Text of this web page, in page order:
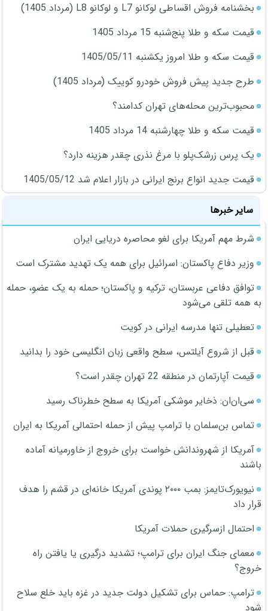
بخشنامه فروش اقساطی لوکانو L7 و لوکانو L8 (مرداد 1405)
قیمت سکه و طلا پنج‌شنبه 15 مرداد 1405
قیمت سکه و طلا امروز یکشنبه 1405/05/11
طرح جدید پیش فروش خودرو کوییک (مرداد 1405)
محبوب‌ترین محله‌های تهران کدامند؟
قیمت سکه و طلا چهارشنبه 14 مرداد 1405
یک پرس زرشک‌پلو با مرغ نذری چقدر هزینه دارد؟
قیمت جدید انواع برنج ایرانی در بازار اعلام شد 1405/05/12
سایر خبرها
شرط مهم آمریکا برای لغو محاصره دریایی ایران
وزیر دفاع پاکستان: اسرائیل برای همه یک تهدید مشترک است
توافق دفاعی عربستان، ترکیه و پاکستان؛ حمله به یک عضو، حمله
به همه تلقی می‌شود
تعطیلی تنها مدرسه ایرانی در کویت
قبل از شروع آیلتس، سطح واقعی زبان انگلیسی خود را بدانید
قیمت آپارتمان در منطقه 22 تهران چقدر است؟
سی‌ان‌ان: ذخایر موشکی آمریکا به سطح خطرناک رسید
تماس بن‌سلمان با ترامپ پیش از حمله احتمالی آمریکا به ایران
آمریکا از شهروندانش خواست برای خروج از خاورمیانه آماده
باشند
نیویورک‌تایمز: بمب ۲۰۰۰ پوندی آمریکا خانه‌ای در قشم را هدف
قرار داد
احتمال ازسرگیری حملات آمریکا
معمای جنگ ایران برای ترامپ؛ تشدید درگیری یا یافتن راه
خروج؟
ترامپ: حماس برای تشکیل دولت جدید در غزه باید خلع سلاح
شود